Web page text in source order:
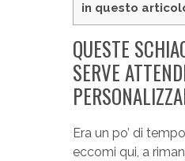
in questo
QUESTE
SERVE
Era un po’ di
eccomi qui, a